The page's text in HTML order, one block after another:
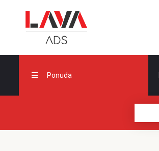
Ponuda